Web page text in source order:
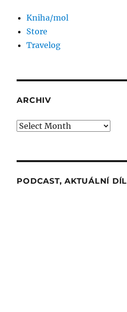
Kniha/mol
Store
Travelog
ARCHIV
Archiv
PODCAST, AKTUÁLNÍ DÍL